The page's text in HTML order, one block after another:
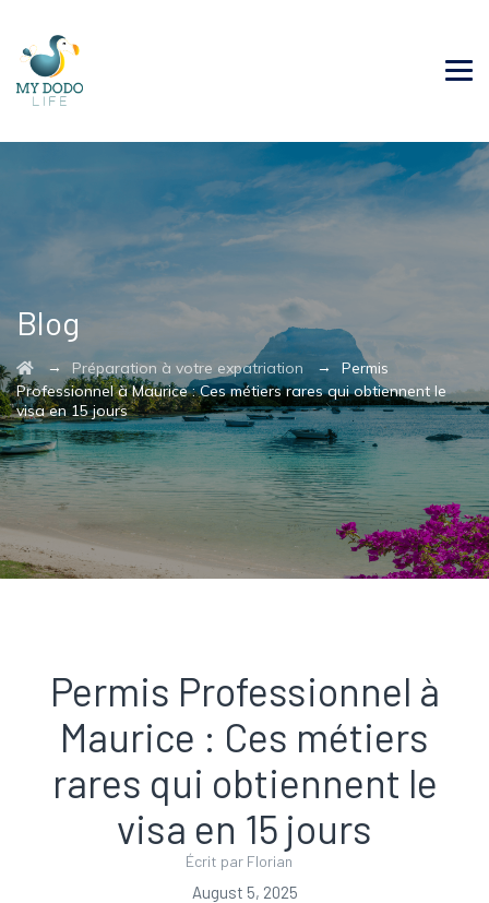
Blog
→ Préparation à votre expatriation → Permis
Professionnel à Maurice : Ces métiers rares qui obtiennent le
visa en 15 jours
Permis Professionnel à
Maurice : Ces métiers
rares qui obtiennent le
visa en 15 jours
Écrit par Florian
August 5, 2025